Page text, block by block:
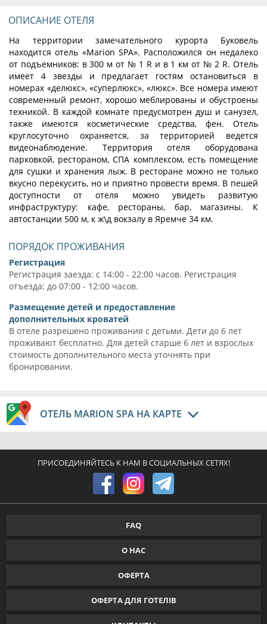
ОПИСАНИЕ ОТЕЛЯ
На территории замечательного курорта Буковель
находится отель «Marion SPA». Расположился он недалеко
от подъемников: в 300 м от № 1 R и в 1 км от № 2 R. Отель
имеет 4 звезды и предлагает гостям остановиться в
номерах «делюкс», «суперлюкс», «люкс». Все номера имеют
современный ремонт, хорошо меблированы и обустроены
техникой. В каждой комнате предусмотрен душ и санузел,
также имеются косметические средства, фен. Отель
круглосуточно охраняется, за территорией ведется
видеонаблюдение. Территория отеля оборудована
парковкой, рестораном, СПА комплексом, есть помещение
для сушки и хранения лыж. В ресторане можно не только
вкусно перекусить, но и приятно провести время. В пешей
доступности от отеля можно увидеть развитую
инфраструктуру: кафе, рестораны, бар, магазины. К
автостанции 500 м, к ж\д вокзалу в Яремче 34 км.
ПОРЯДОК ПРОЖИВАНИЯ
Регистрация
Регистрация заезда: с 14:00 - 22:00 часов. Регистрация
отъезда: до 07:00 - 12:00 часов.
Размещение детей и предоставление
дополнительных кроватей
В отеле разрешено проживания с детьми. Дети до 6 лет
проживают бесплатно. Для детей старше 6 лет и взрослых
стоимость дополнительного места уточнять при
бронировании.
ОТЕЛЬ MARION SPA НА КАРТЕ
ПРИСОЕДИНЯЙТЕСЬ К НАМ В СОЦИАЛЬНЫХ СЕТЯХ!
FAQ
О НАС
ОФЕРТА
ОФЕРТА ДЛЯ ГОТЕЛІВ